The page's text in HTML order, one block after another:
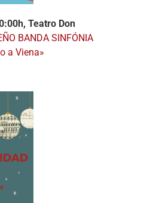
Teatro Don
BANDA SINFÓNIA
a Viena»